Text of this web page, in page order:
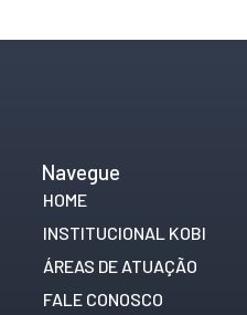
Navegue
HOME
INSTITUCIONAL KOBI
ÁREAS DE ATUAÇÃO
FALE CONOSCO